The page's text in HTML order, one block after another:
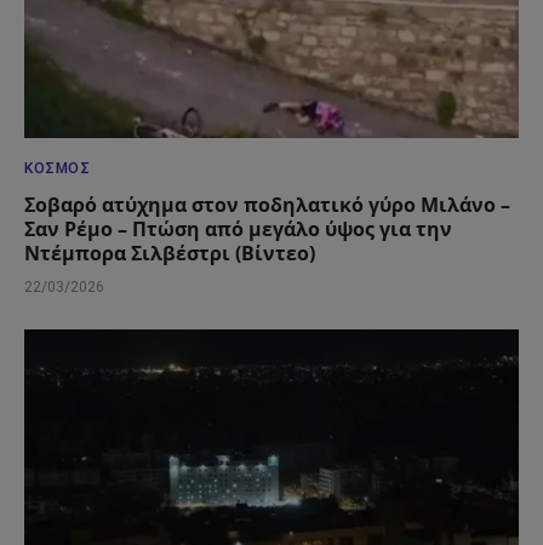
ΚΌΣΜΟΣ
Σοβαρό ατύχημα στον ποδηλατικό γύρο Μιλάνο –
Σαν Ρέμο – Πτώση από μεγάλο ύψος για την
Ντέμπορα Σιλβέστρι (Βίντεο)
22/03/2026